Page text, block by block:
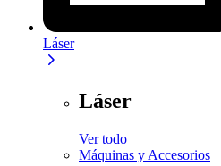
Láser
Láser
Ver todo
Máquinas y Accesorios